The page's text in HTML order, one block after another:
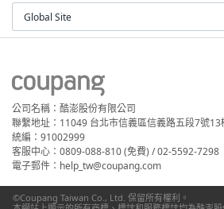
Global Site
公司名稱：酷澎股份有限公司
聯繫地址：11049 台北市信義區信義路五段7號13
統編：91002999
客服中心：0809-088-810 (免費) / 02-5592-7298
電子郵件：help_tw@coupang.com
©Coupang Taiwan Co., Ltd. 保留所有權利。